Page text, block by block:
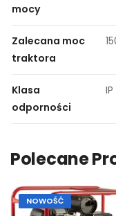
mocy
Zalecana moc
traktora
Klasa
odporności
Polecane
NOWOŚĆ